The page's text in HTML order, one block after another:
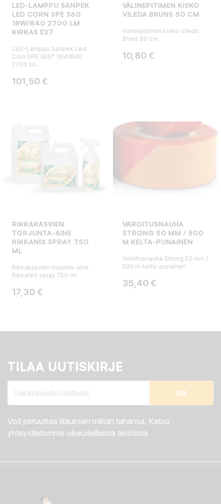
LED-LAMPPU SANPEK
LED CORN SPE 360
18W/840 2700 LM
KIRKAS E27
LED-Lamppu Sanpek Led
Corn SPE 360° 18W/840
2700 lm...
Hinta
101,50 €
VÄLINEPITIMEN KISKO
VILEDA BRUNS 50 CM
Välinepitimen kisko Vileda
Bruns 50 cm
Hinta
10,80 €
RIKKAKASVIEN
TORJUNTA-AINE
RIKKANIX SPRAY 750
ML
Rikkakasvien torjunta-aine
RikkaNIX spray 750 ml
Hinta
17,30 €
VAROITUSNAUHA
STRONG 50 MM / 500
M KELTA-PUNAINEN
Varoitusnauha Strong 50 mm /
500 m kelta-punainen
Hinta
35,40 €
TILAA UUTISKIRJE
Voit peruuttaa tilauksen milloin tahansa. Katso
yhteystietomme oikeudellisista tiedoista.